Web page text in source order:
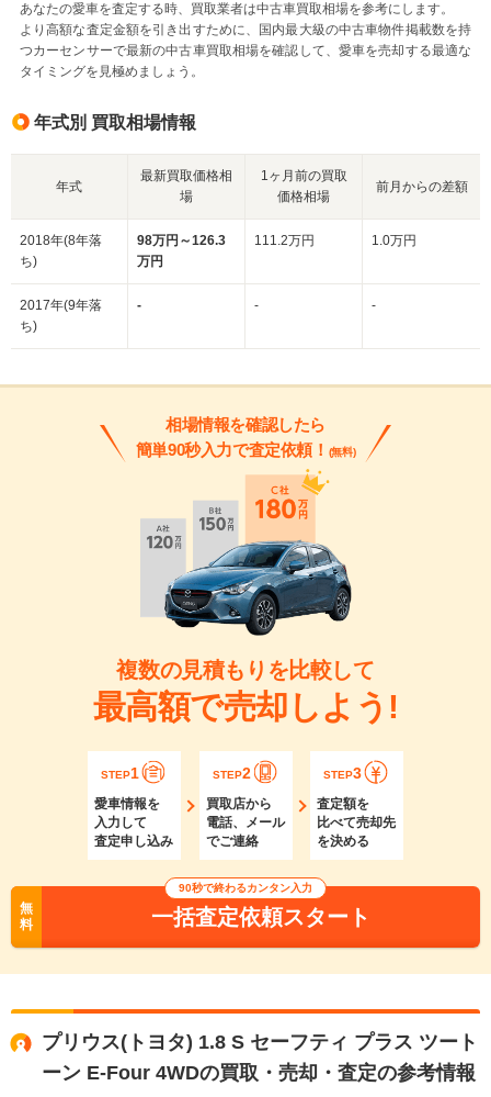
あなたの愛車を査定する時、買取業者は中古車買取相場を参考にします。
より高額な査定金額を引き出すために、国内最大級の中古車物件掲載数を持
つカーセンサーで最新の中古車買取相場を確認して、愛車を売却する最適な
タイミングを見極めましょう。
年式別 買取相場情報
年式
最新買取価格相
場
1ヶ月前の買取
価格相場
前月からの差額
2018年(8年落
ち)
98万円～126.3
万円
111.2万円 1.0万円
2017年(9年落
ち)
- - -
相場情報を確認したら
簡単90秒入力で査定依頼！ (無料)
複数の見積もりを比較して
最高額で売却しよう!
STEP1
愛車情報を
入力して
査定申し込み
STEP2
買取店から
電話、メール
でご連絡
STEP3
査定額を
比べて売却先
を決める
無
料
90秒で終わるカンタン入力
一括査定依頼スタート
プリウス(トヨタ) 1.8 S セーフティ プラス ツート
ーン E-Four 4WDの買取・売却・査定の参考情報